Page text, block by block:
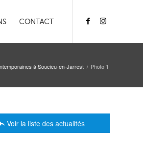
CONTACT
à Soucieu-en-Jarrest / Photo 1
Voir la liste des actualités